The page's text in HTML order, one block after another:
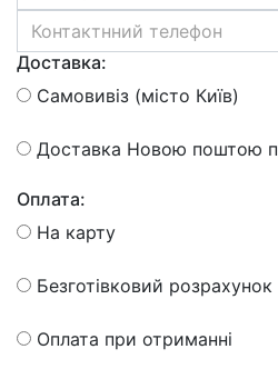
Доставка:
Самовивіз (місто Київ)
Доставка Новою поштою
Оплата:
На карту
Безготівковий розрахунок
Оплата при отриманні